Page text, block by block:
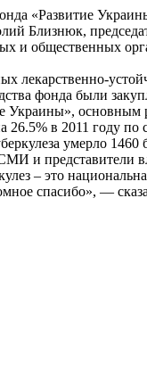
«Развитие
Близнюк,
и общественных
лекарственно-
фонда были
Украины», основным
в 2011 году
умерло
и представители
– это
спасибо», —